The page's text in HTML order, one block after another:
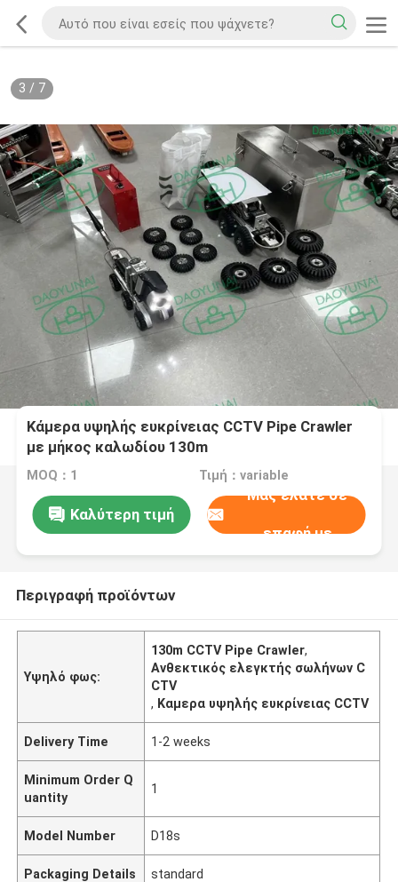
3 / 7
Κάμερα υψηλής ευκρίνειας CCTV Pipe Crawler
με μήκος καλωδίου 130m
MOQ：1 Τιμή：variable
Καλύτερη τιμή
Μας ελάτε σε
επαφή με
Περιγραφή προϊόντων
Υψηλό φως:
130m CCTV Pipe Crawler,
Ανθεκτικός ελεγκτής σωλήνων C
CTV
, Καμερα υψηλής ευκρίνειας CCTV
Delivery Time 1-2 weeks
Minimum Order Q
uantity
1
Model Number D18s
Packaging Details standard